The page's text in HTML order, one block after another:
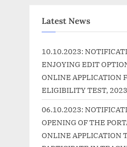
Latest News
10.10.2023:
ENJOYING EDIT
ONLINE APPLICATION
ELIGIBILITY TEST,
06.10.2023:
OPENING OF THE
ONLINE APPLICATION